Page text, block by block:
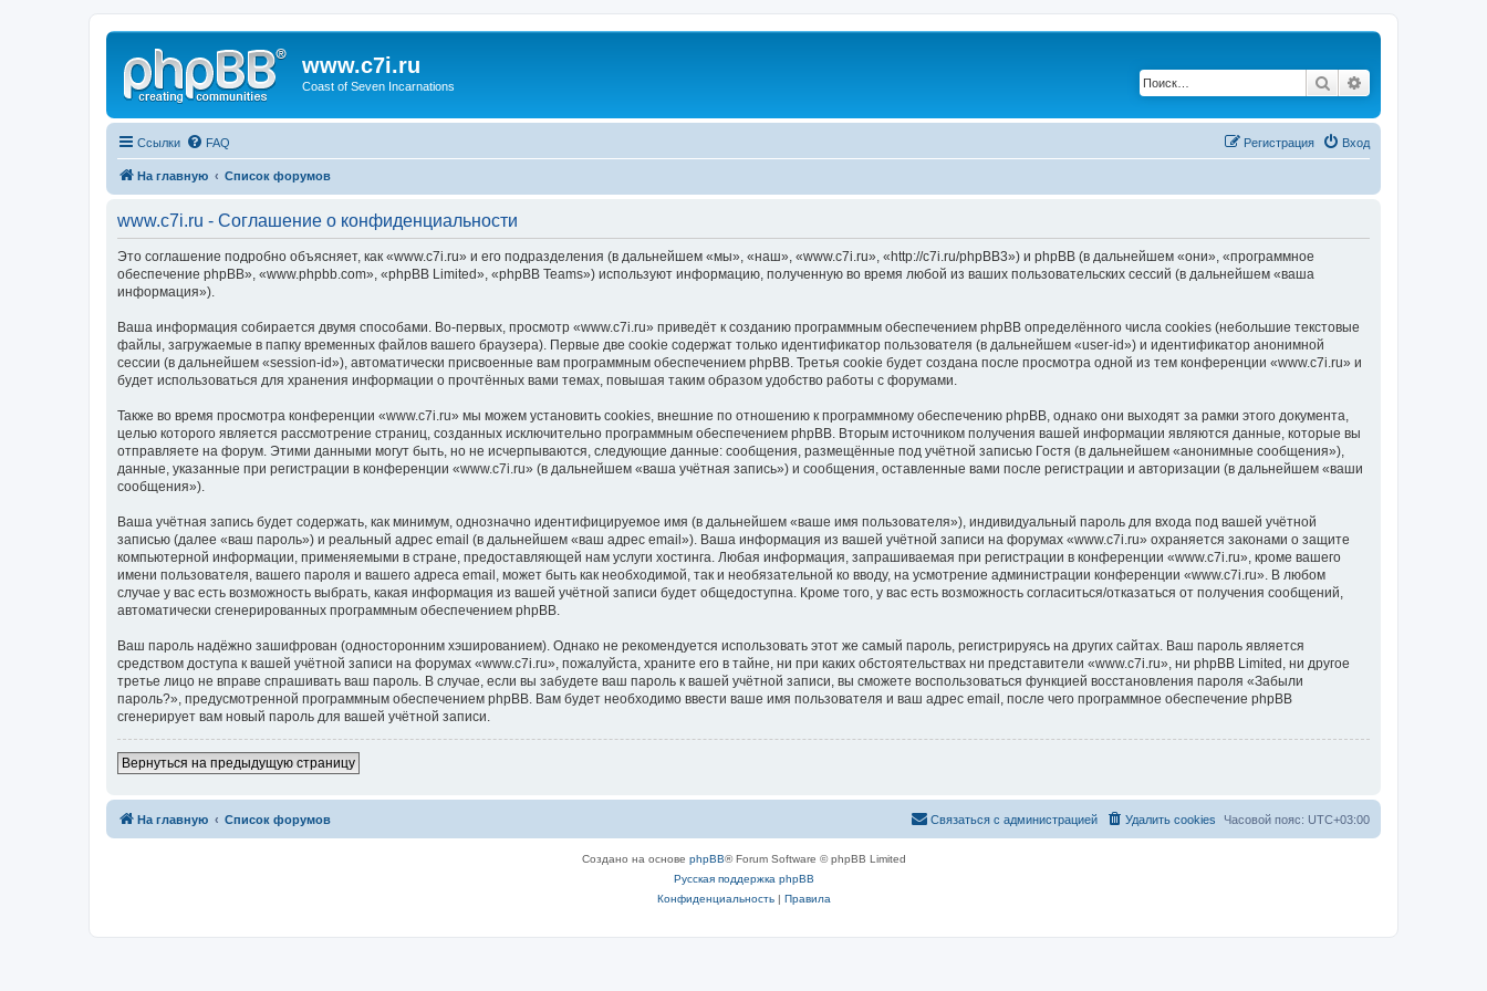
www.c7i.ru
Coast of Seven Incarnations Поиск
Ссылки FAQ Вход
Регистрация
На главную Список форумов
www.c7i.ru - Соглашение о конфиденциальности
Это соглашение подробно объясняет, как «www.c7i.ru» и его подразделения (в дальнейшем «мы», «наш», «www.c7i.ru», «http://c7i.ru/phpBB3») и phpBB (в дальнейшем «они», «программное
обеспечение phpBB», «www.phpbb.com», «phpBB Limited», «phpBB Teams») используют информацию, полученную во время любой из ваших пользовательских сессий (в дальнейшем «ваша
информация»).
Ваша информация собирается двумя способами. Во-первых, просмотр «www.c7i.ru» приведёт к созданию программным обеспечением phpBB определённого числа cookies (небольшие текстовые
файлы, загружаемые в папку временных файлов вашего браузера). Первые две cookie содержат только идентификатор пользователя (в дальнейшем «user-id») и идентификатор анонимной
сессии (в дальнейшем «session-id»), автоматически присвоенные вам программным обеспечением phpBB. Третья cookie будет создана после просмотра одной из тем конференции «www.c7i.ru» и
будет использоваться для хранения информации о прочтённых вами темах, повышая таким образом удобство работы с форумами.
Также во время просмотра конференции «www.c7i.ru» мы можем установить cookies, внешние по отношению к программному обеспечению phpBB, однако они выходят за рамки этого документа,
целью которого является рассмотрение страниц, созданных исключительно программным обеспечением phpBB. Вторым источником получения вашей информации являются данные, которые вы
отправляете на форум. Этими данными могут быть, но не исчерпываются, следующие данные: сообщения, размещённые под учётной записью Гостя (в дальнейшем «анонимные сообщения»),
данные, указанные при регистрации в конференции «www.c7i.ru» (в дальнейшем «ваша учётная запись») и сообщения, оставленные вами после регистрации и авторизации (в дальнейшем «ваши
сообщения»).
Ваша учётная запись будет содержать, как минимум, однозначно идентифицируемое имя (в дальнейшем «ваше имя пользователя»), индивидуальный пароль для входа под вашей учётной
записью (далее «ваш пароль») и реальный адрес email (в дальнейшем «ваш адрес email»). Ваша информация из вашей учётной записи на форумах «www.c7i.ru» охраняется законами о защите
компьютерной информации, применяемыми в стране, предоставляющей нам услуги хостинга. Любая информация, запрашиваемая при регистрации в конференции «www.c7i.ru», кроме вашего
имени пользователя, вашего пароля и вашего адреса email, может быть как необходимой, так и необязательной ко вводу, на усмотрение администрации конференции «www.c7i.ru». В любом
случае у вас есть возможность выбрать, какая информация из вашей учётной записи будет общедоступна. Кроме того, у вас есть возможность согласиться/отказаться от получения сообщений,
автоматически сгенерированных программным обеспечением phpBB.
Ваш пароль надёжно зашифрован (односторонним хэшированием). Однако не рекомендуется использовать этот же самый пароль, регистрируясь на других сайтах. Ваш пароль является
средством доступа к вашей учётной записи на форумах «www.c7i.ru», пожалуйста, храните его в тайне, ни при каких обстоятельствах ни представители «www.c7i.ru», ни phpBB Limited, ни другое
третье лицо не вправе спрашивать ваш пароль. В случае, если вы забудете ваш пароль к вашей учётной записи, вы сможете воспользоваться функцией восстановления пароля «Забыли
пароль?», предусмотренной программным обеспечением phpBB. Вам будет необходимо ввести ваше имя пользователя и ваш адрес email, после чего программное обеспечение phpBB
сгенерирует вам новый пароль для вашей учётной записи.
Вернуться на предыдущую страницу
На главную Список форумов Часовой пояс: UTC+03:00
Удалить cookies
Связаться с администрацией
Создано на основе phpBB® Forum Software © phpBB Limited
Русская поддержка phpBB
Конфиденциальность| Правила